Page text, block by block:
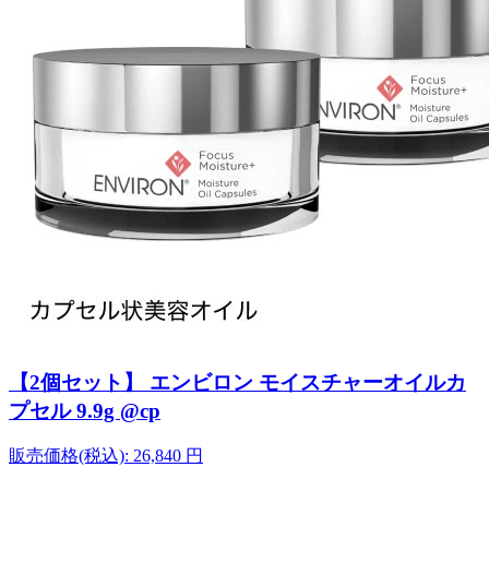
【2個セット】 エンビロン モイスチャーオイルカ
プセル 9.9g @cp
販売価格(税込): 26,840 円